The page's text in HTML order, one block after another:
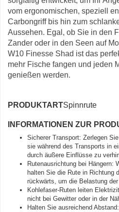
vom ergonomischen, speziell
Carbongriff bis hin zum
Aussehen. Egal, ob Sie in den
Zander oder in den Seen auf
W10 Finesse Shad ist das
mehr Fische fangen und jeden
genießen werden.
PRODUKTARTSpinnrute
INFORMATIONEN ZUR
Sicherer Transport: Zerlegen
sie während des Transports in
durch äußere Einflüsse zu
Rutenausrichtung bei Hängern:
halten Sie die Rute in Richtung
rückwärts, um die Belastung
Kohlefaser-Ruten leiten
nicht bei Gewitter oder in der
Halten Sie ausreichend